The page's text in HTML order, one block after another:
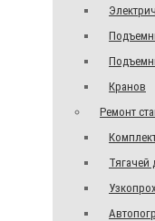
Кранов
Ремонт
Тягачей